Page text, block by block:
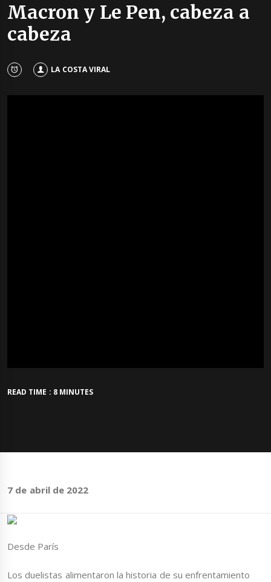
Macron y Le Pen, cabeza a
cabeza
LA COSTA VIRAL
READ TIME : 8 MINUTES
7 de abril de 2022
Desde París
Los duelistas alimentaron la historia de su enfrentamiento